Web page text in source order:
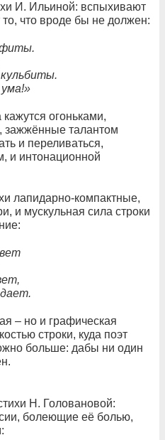
И. Ильиной: вспыхивают
что вроде бы не должен:
огоньками,
талантом
и переливаться,
и интонационной
лапидарно-компактные,
и мускульная сила строки
– но и графическая
строки, куда поэт
больше: дабы ни один
Н. Головановой:
болеющие её болью,